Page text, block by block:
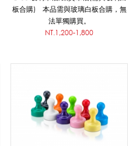
板合購) 本品需與玻璃白板合購，無
法單獨購買。
NT.1,200-1,800